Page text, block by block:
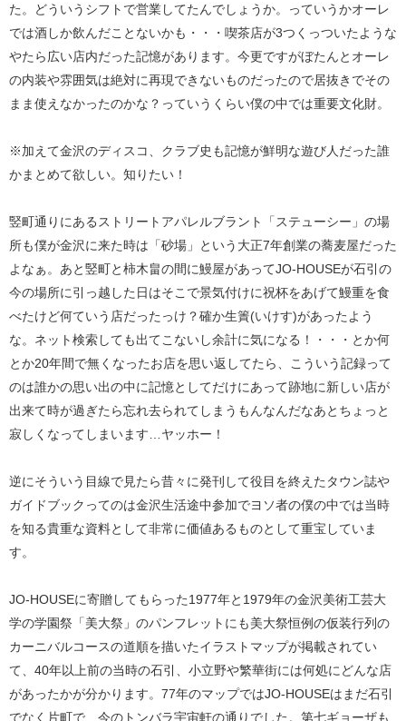
た。どういうシフトで営業してたんでしょうか。っていうかオーレ
では酒しか飲んだことないかも・・・喫茶店が3つくっついたような
やたら広い店内だった記憶があります。今更ですがぼたんとオーレ
の内装や雰囲気は絶対に再現できないものだったので居抜きでその
まま使えなかったのかな？っていうくらい僕の中では重要文化財。
※加えて金沢のディスコ、クラブ史も記憶が鮮明な遊び人だった誰
かまとめて欲しい。知りたい！
竪町通りにあるストリートアパレルブラント「ステューシー」の場
所も僕が金沢に来た時は「砂場」という大正7年創業の蕎麦屋だった
よなぁ。あと竪町と柿木畠の間に鰻屋があってJO-HOUSEが石引の
今の場所に引っ越した日はそこで景気付けに祝杯をあげて鰻重を食
べたけど何ていう店だったっけ？確か生簀(いけす)があったよう
な。ネット検索しても出てこないし余計に気になる！・・・とか何
とか20年間で無くなったお店を思い返してたら、こういう記録って
のは誰かの思い出の中に記憶としてだけにあって跡地に新しい店が
出来て時が過ぎたら忘れ去られてしまうもんなんだなあとちょっと
寂しくなってしまいます…ヤッホー！
逆にそういう目線で見たら昔々に発刊して役目を終えたタウン誌や
ガイドブックってのは金沢生活途中参加でヨソ者の僕の中では当時
を知る貴重な資料として非常に価値あるものとして重宝していま
す。
JO-HOUSEに寄贈してもらった1977年と1979年の金沢美術工芸大
学の学園祭「美大祭」のパンフレットにも美大祭恒例の仮装行列の
カーニバルコースの道順を描いたイラストマップが掲載されてい
て、40年以上前の当時の石引、小立野や繁華街には何処にどんな店
があったかが分かります。77年のマップではJO-HOUSEはまだ石引
でなく片町で、今のトンバラ宇宙軒の通りでした。第七ギョーザも